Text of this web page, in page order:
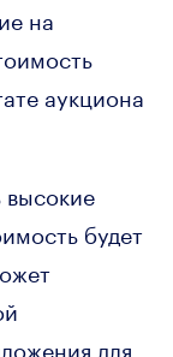
на
аукциона
высокие
будет
для